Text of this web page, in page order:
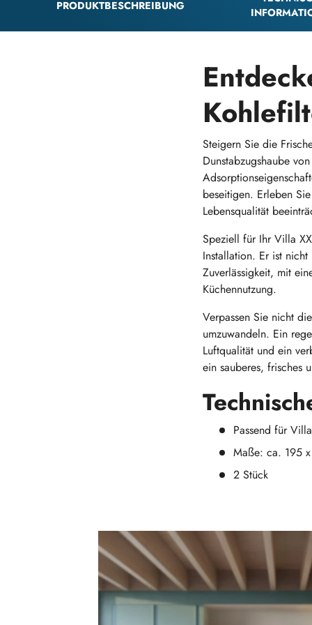
PRODUKTBESCHREIBUNG
Steigern Sie die
Dunstabzugshaube
beseitigen. Erleben
Lebensqualität
Speziell für Ihr Villa
Installation. Er ist
Zuverlässigkeit, mit
Küchennutzung.
Verpassen Sie nicht
umzuwandeln. Ein
Luftqualität und ein
ein sauberes, frisches
Passend für
Maße: ca. 195
2 Stück